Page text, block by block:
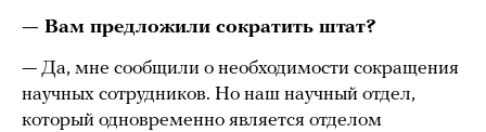
— Вам предложили сократить штат?
— Да, мне сообщили о необходимости сокращения
научных сотрудников. Но наш научный отдел,
который одновременно является отделом